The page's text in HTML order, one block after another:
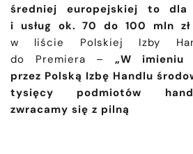
średniej europejskiej to dla
i usług ok. 70 do 100 mln
w liście Polskiej Izby
do Premiera –
„W imieniu
przez Polską Izbę Handlu
tysięcy podmiotów
zwracamy się z pilną